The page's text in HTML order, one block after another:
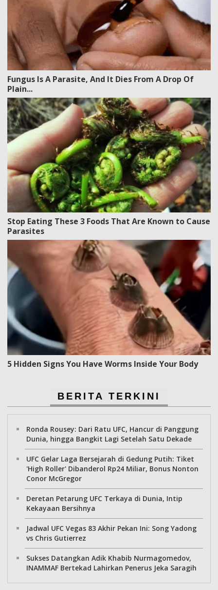
Fungus Is A Parasite, And It Dies From A Drop Of
Plain...
Stop Eating These 3 Foods That Are Known to Cause
Parasites
5 Hidden Signs You Have Worms Inside Your Body
BERITA TERKINI
Ronda Rousey: Dari Ratu UFC, Hancur di Panggung
Dunia, hingga Bangkit Lagi Setelah Satu Dekade
UFC Gelar Laga Bersejarah di Gedung Putih: Tiket
'High Roller' Dibanderol Rp24 Miliar, Bonus Nonton
Conor McGregor
Deretan Petarung UFC Terkaya di Dunia, Intip
Kekayaan Bersihnya
Jadwal UFC Vegas 83 Akhir Pekan Ini: Song Yadong
vs Chris Gutierrez
Sukses Datangkan Adik Khabib Nurmagomedov,
INAMMAF Bertekad Lahirkan Penerus Jeka Saragih